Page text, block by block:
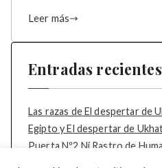
Leer más
Entradas recientes
Las razas de El despertar de
Egipto y El despertar de
Puerta Nº2 Ni Rastro de